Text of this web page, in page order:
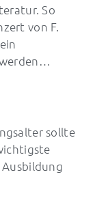
So
von F.
sollte